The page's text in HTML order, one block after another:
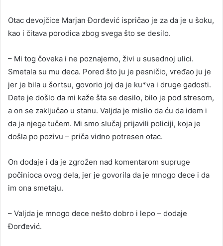
Otac devojčice Marjan Đorđević ispričao je za da je u šoku,
kao i čitava porodica zbog svega što se desilo.
– Mi tog čoveka i ne poznajemo, živi u susednoj ulici.
Smetala su mu deca. Pored što ju je pesničio, vređao ju je
jer je bila u šortsu, govorio joj da je ku*va i druge gadosti.
Dete je došlo da mi kaže šta se desilo, bilo je pod stresom,
a on se zaključao u stanu. Valjda je mislio da ću da idem i
da ja njega tučem. Mi smo slučaj prijavili policiji, koja je
došla po pozivu – priča vidno potresen otac.
On dodaje i da je zgrožen nad komentarom supruge
počinioca ovog dela, jer je govorila da je mnogo dece i da
im ona smetaju.
– Valjda je mnogo dece nešto dobro i lepo – dodaje
Đorđević.